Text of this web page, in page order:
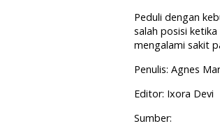
Peduli dengan
salah posisi
mengalami sakit
Penulis: Agnes
Editor: Ixora Devi
Sumber: